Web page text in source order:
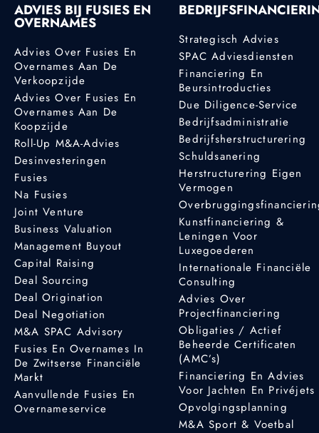
ADVIES BIJ FUSIES EN
OVERNAMES
Advies Over Fusies En
Overnames Aan De
Verkoopzijde
Advies Over Fusies En
Overnames Aan De
Koopzijde
Roll-Up M&A-Advies
Desinvesteringen
Fusies
Na Fusies
Joint Venture
Business Valuation
Management Buyout
Capital Raising
Deal Sourcing
Deal Origination
Deal Negotiation
M&A SPAC Advisory
Fusies En Overnames In
De Zwitserse Financiële
Markt
Aanvullende Fusies En
Overnameservice
Strategisch Advies
SPAC Adviesdiensten
Financiering En
Beursintroducties
Due Diligence-Service
Bedrijfsadministratie
Bedrijfsherstructurering
Schuldsanering
Herstructurering Eigen
Vermogen
Kunstfinanciering &
Leningen Voor
Luxegoederen
Internationale Financiële
Consulting
Advies Over
Projectfinanciering
Obligaties / Actief
Beheerde Certificaten
(AMC’s)
Financiering En Advies
Voor Jachten En Privéjets
Opvolgingsplanning
M&A Sport & Voetbal